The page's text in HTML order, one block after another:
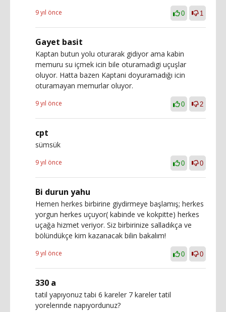
9 yıl önce 0 1
Gayet basit
Kaptan butun yolu oturarak gidiyor ama kabin
memuru su içmek icin bile oturamadigi uçuşlar
oluyor. Hatta bazen Kaptani doyuramadığı icin
oturamayan memurlar oluyor.
9 yıl önce 0 2
cpt
sümsük
9 yıl önce 0 0
Bi durun yahu
Hemen herkes birbirine giydirmeye başlamış; herkes
yorgun herkes uçuyor( kabinde ve kokpitte) herkes
uçağa hizmet veriyor. Siz birbirinize salladıkça ve
bölündükçe kim kazanacak bilin bakalım!
9 yıl önce 0 0
330 a
tatil yapıyonuz tabi 6 kareler 7 kareler tatil
yorelerınde napıyordunuz?